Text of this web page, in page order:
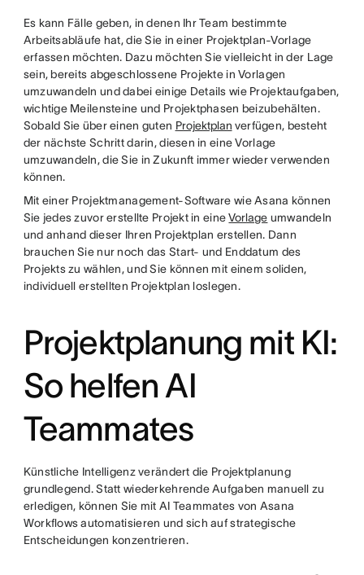
Es kann Fälle geben, in denen Ihr Team bestimmte
Arbeitsabläufe hat, die Sie in einer Projektplan-Vorlage
erfassen möchten. Dazu möchten Sie vielleicht in der Lage
sein, bereits abgeschlossene Projekte in Vorlagen
umzuwandeln und dabei einige Details wie Projektaufgaben,
wichtige Meilensteine und Projektphasen beizubehälten.
Sobald Sie über einen guten Projektplan verfügen, besteht
der nächste Schritt darin, diesen in eine Vorlage
umzuwandeln, die Sie in Zukunft immer wieder verwenden
können.
Mit einer Projektmanagement-Software wie Asana können
Sie jedes zuvor erstellte Projekt in eineVorlage umwandeln
und anhand dieser Ihren Projektplan erstellen. Dann
brauchen Sie nur noch das Start- und Enddatum des
Projekts zu wählen, und Sie können mit einem soliden,
individuell erstellten Projektplan loslegen.
Projektplanung mit KI:
So helfen AI
Teammates
Künstliche Intelligenz verändert die Projektplanung
grundlegend. Statt wiederkehrende Aufgaben manuell zu
erledigen, können Sie mit AI Teammates von Asana
Workflows automatisieren und sich auf strategische
Entscheidungen konzentrieren.